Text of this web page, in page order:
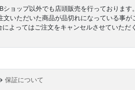
ショップ以外でも店頭販売を行っております
文いただいた商品が品切れになっている事
によってはご注文をキャンセルさせていた
保証について